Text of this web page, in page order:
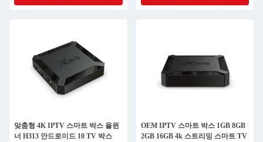
맞춤형 4K IPTV 스마트 박스 올윈
너 H313 안드로이드 10 TV 박스
OEM IPTV 스마트 박스 1GB 8GB
2GB 16GB 4k 스트리밍 스마트 TV